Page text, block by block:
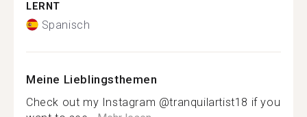
LERNT
Spanisch
Meine Lieblingsthemen
Check out my Instagram @tranquilartist18 if you